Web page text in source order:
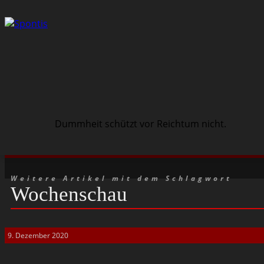
Dummheit schützt vor Reichtum nicht.
Weitere Artikel mit dem Schlagwort
Wochenschau
9. Dezember 2020